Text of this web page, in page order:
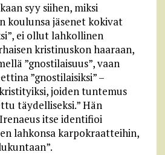
syy siihen, miksi
koulunsa jäsenet kokivat
ei ollut lahkollinen
kristinuskon haaraan,
”gnostilaisuus”, vaan
”gnostilaisiksi” –
joiden tuntemus
täydelliseksi.” Hän
itse identifioi
lahkonsa karpokraatteihin,